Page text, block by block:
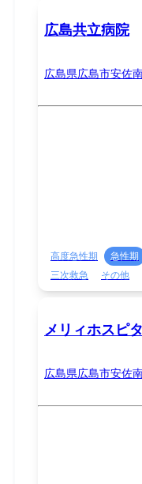
広島共立病院
広島県広島市安佐
高度急性期 急性期
三次救急
その他
メリィホスピ
広島県広島市安佐